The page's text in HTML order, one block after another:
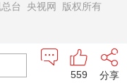
总台 央视网 版权所有
分享
559